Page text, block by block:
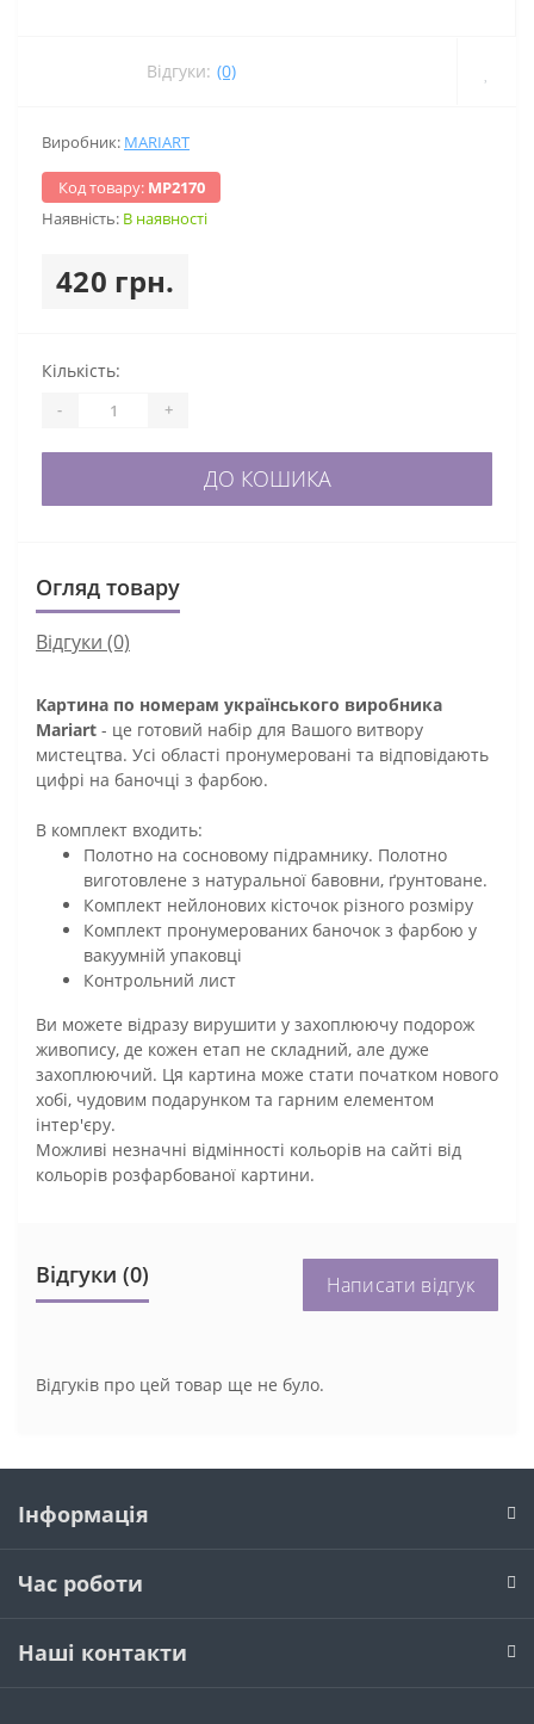
Відгуки: (0)
Виробник: MARIART
Код товару: МР2170
Наявність: В наявності
420 грн.
Кількість:
- +
ДО КОШИКА
Огляд товару
Відгуки (0)
Картина по номерам українського виробника
Mariart - це готовий набір для Вашого витвору
мистецтва. Усі області пронумеровані та відповідають
цифрі на баночці з фарбою.
В комплект входить:
Полотно на сосновому підрамнику. Полотно
виготовлене з натуральної бавовни, ґрунтоване.
Комплект нейлонових кісточок різного розміру
Комплект пронумерованих баночок з фарбою у
вакуумній упаковці
Контрольний лист
Ви можете відразу вирушити у захоплюючу подорож
живопису, де кожен етап не складний, але дуже
захоплюючий. Ця картина може стати початком нового
хобі, чудовим подарунком та гарним елементом
інтер'єру.
Можливі незначні відмінності кольорів на сайті від
кольорів розфарбованої картини.
Відгуки (0) Написати відгук
Відгуків про цей товар ще не було.
Інформація
Час роботи
Наші контакти